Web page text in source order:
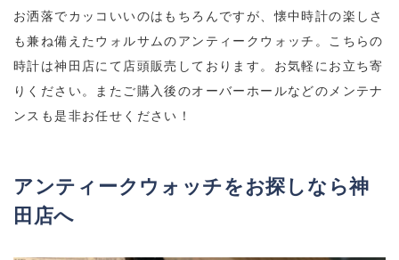
お洒落でカッコいいのはもちろんですが、懐中時計の楽しさ
も兼ね備えたウォルサムのアンティークウォッチ。こちらの
時計は神田店にて店頭販売しております。お気軽にお立ち寄
りください。またご購入後のオーバーホールなどのメンテナ
ンスも是非お任せください！
アンティークウォッチをお探しなら神
田店へ